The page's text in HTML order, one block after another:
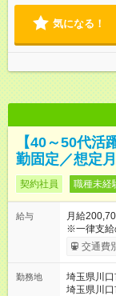
気になる！
【40～50代
勤固定／想定
契約社員 職種未経
給与
月給
※一律支給
給。 ※深
月収27万
交通費
勤務地
埼玉県川
埼玉県川